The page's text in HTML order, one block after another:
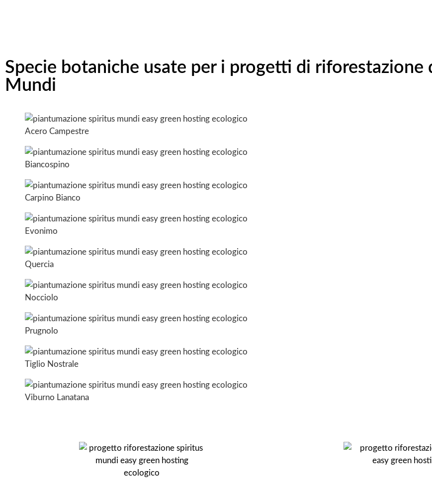
Specie botaniche usate per i progetti di riforestazione
Mundi
Acero Campestre
Biancospino
Carpino Bianco
Evonimo
Quercia
Nocciolo
Prugnolo
Tiglio Nostrale
Viburno Lanatana